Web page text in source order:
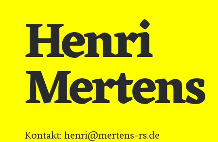
Henri
Mertens
Kontakt: henri@mertens-rs.de